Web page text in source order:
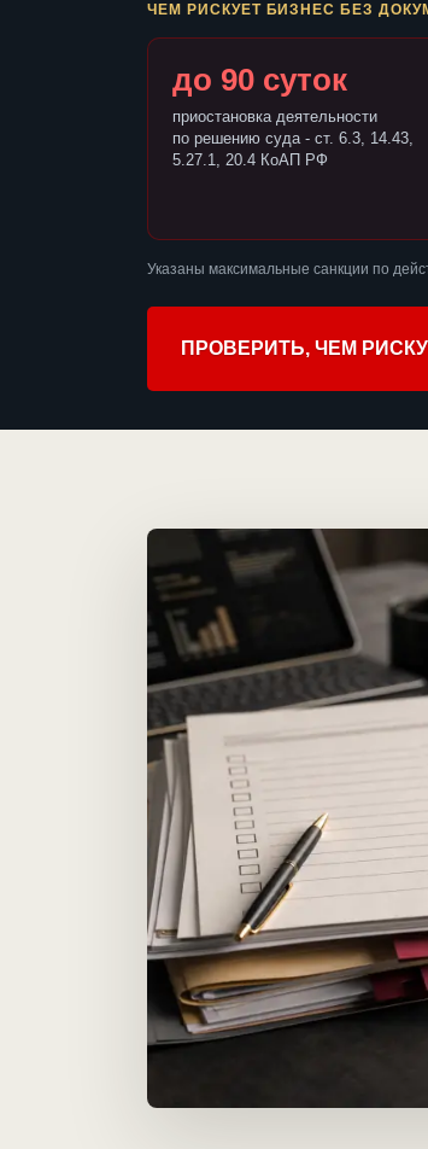
ЧЕМ РИСКУЕТ БИЗНЕС БЕЗ
до 90 суток
приостановка деятельности
по решению суда - ст. 6.3, 14.43,
5.27.1, 20.4 КоАП РФ
Указаны максимальные санкции по
ПРОВЕРИТЬ, ЧЕМ